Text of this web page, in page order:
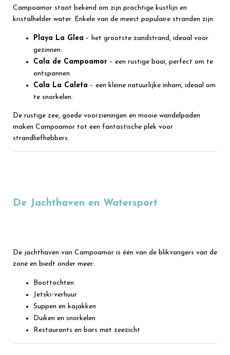
Campoamor staat bekend om zijn prachtige kustlijn en
kristalhelder water. Enkele van de meest populaire stranden zijn:
Playa La Glea – het grootste zandstrand, ideaal voor
gezinnen.
Cala de Campoamor – een rustige baai, perfect om te
ontspannen.
Cala La Caleta – een kleine natuurlijke inham, ideaal om
te snorkelen.
De rustige zee, goede voorzieningen en mooie wandelpaden
maken Campoamor tot een fantastische plek voor
strandliefhebbers.
De Jachthaven en Watersport
De jachthaven van Campoamor is één van de blikvangers van de
zone en biedt onder meer:
Boottochten
Jetski-verhuur
Suppen en kajakken
Duiken en snorkelen
Restaurants en bars met zeezicht